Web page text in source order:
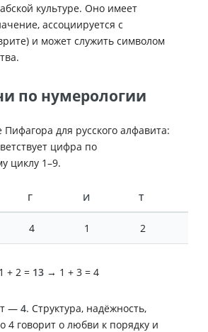
культуре. Оно имеет
ассоциируется с
и может служить символом
по нумерологии
Пифагора для русского алфавита:
цифра по
циклу 1–9.
Г И Т
4 1 2
+ 2 = 13 → 1 + 3 = 4
— 4. Структура, надёжность,
4 говорит о любви к порядку и